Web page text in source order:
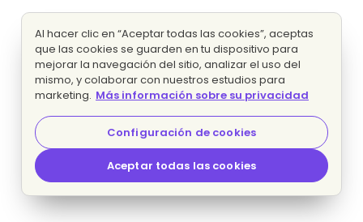
Al hacer clic en “Aceptar todas las cookies”, aceptas
que las cookies se guarden en tu dispositivo para
mejorar la navegación del sitio, analizar el uso del
mismo, y colaborar con nuestros estudios para
marketing. Más información sobre su privacidad
Configuración de cookies
Aceptar todas las cookies